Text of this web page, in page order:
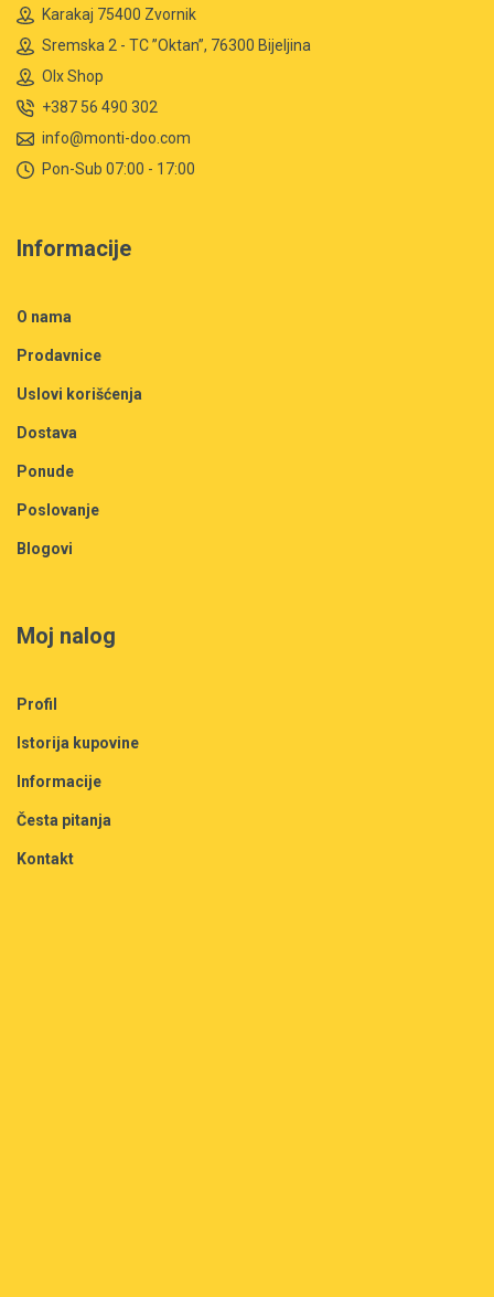
Karakaj 75400 Zvornik
Sremska 2 - TC ”Oktan”, 76300 Bijeljina
Olx Shop
+387 56 490 302
info@monti-doo.com
Pon-Sub 07:00 - 17:00
Informacije
O nama
Prodavnice
Uslovi korišćenja
Dostava
Ponude
Poslovanje
Blogovi
Moj nalog
Profil
Istorija kupovine
Informacije
Česta pitanja
Kontakt